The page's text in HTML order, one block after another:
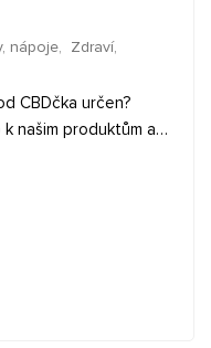
nápoje, Zdraví,
CBDčka určen?
našim produktům a
či recenzní
web, nebo
partnerům nabízíme
také pomoci v
které budete vědět